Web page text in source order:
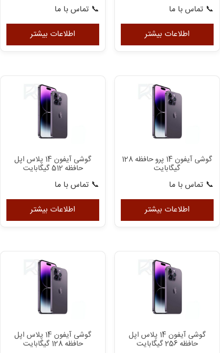
📞 تماس با ما
اطلاعات بیشتر
📞 تماس با ما
اطلاعات بیشتر
گوشی آیفون 14 پرو حافظه 128
گیگابایت
📞 تماس با ما
اطلاعات بیشتر
گوشی آیفون 14 پلاس اپل
حافظه 512 گیگابایت
📞 تماس با ما
اطلاعات بیشتر
گوشی آیفون 14 پلاس اپل
حافظه 256 گیگابایت
گوشی آیفون 14 پلاس اپل
حافظه 128 گیگابایت